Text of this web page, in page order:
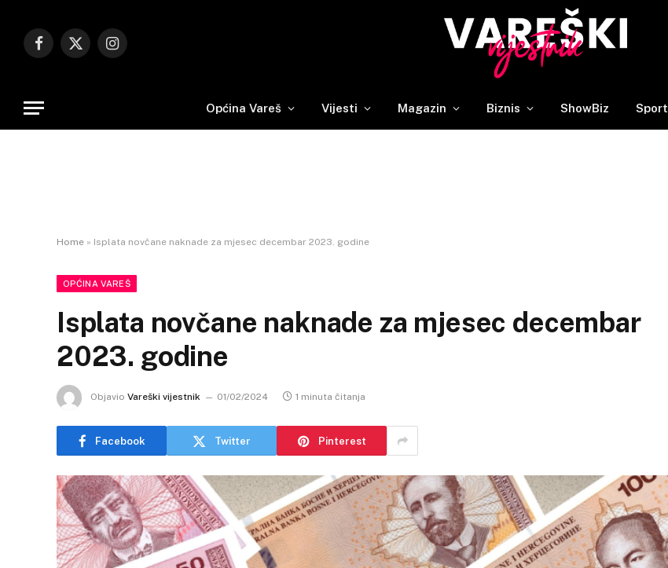
Facebook
X
Instagram
Općina Vareš Vijesti Magazin Biznis ShowBiz Sport
Home » Isplata novčane naknade za mjesec decembar 2023. godine
OPĆINA VAREŠ
Isplata novčane naknade za mjesec decembar
2023. godine
Objavio Vareški vijestnik 01/02/2024 1 minuta čitanja
Facebook Twitter Pinterest